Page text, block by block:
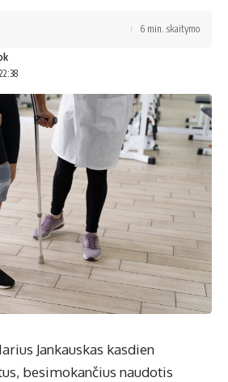
6 min. skaitymo
Jankauskas kasdien
besimokančius naudotis